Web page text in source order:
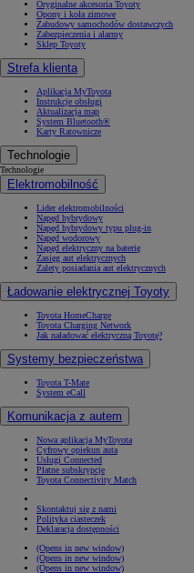
Oryginalne akcesoria Toyoty
Opony i koła zimowe
Zabudowy samochodów dostawczych
Zabezpieczenia i alarmy
Sklep Toyoty
Strefa klienta
Aplikacja MyToyota
Instrukcje obsługi
Aktualizacja map
System Bluetooth®
Karty Ratownicze
Technologie
Technologie
Elektromobilność
Lider elektromobilności
Napęd hybrydowy
Napęd hybrydowy typu plug-in
Napęd wodorowy
Napęd elektryczny na baterię
Zasięg aut elektrycznych
Zalety posiadania aut elektrycznych
Ładowanie elektrycznej Toyoty
Toyota HomeCharge
Toyota Charging Network
Jak naładować elektryczną Toyotę?
Systemy bezpieczeństwa
Toyota T-Mate
System eCall
Komunikacja z autem
Nowa aplikacja MyToyota
Cyfrowy opiekun auta
Usługi Connected
Płatne subskrypcje
Toyota Connectivity Match
Skontaktuj się z nami
Polityka ciasteczek
Deklaracja dostępności
(Opens in new window)
(Opens in new window)
(Opens in new window)